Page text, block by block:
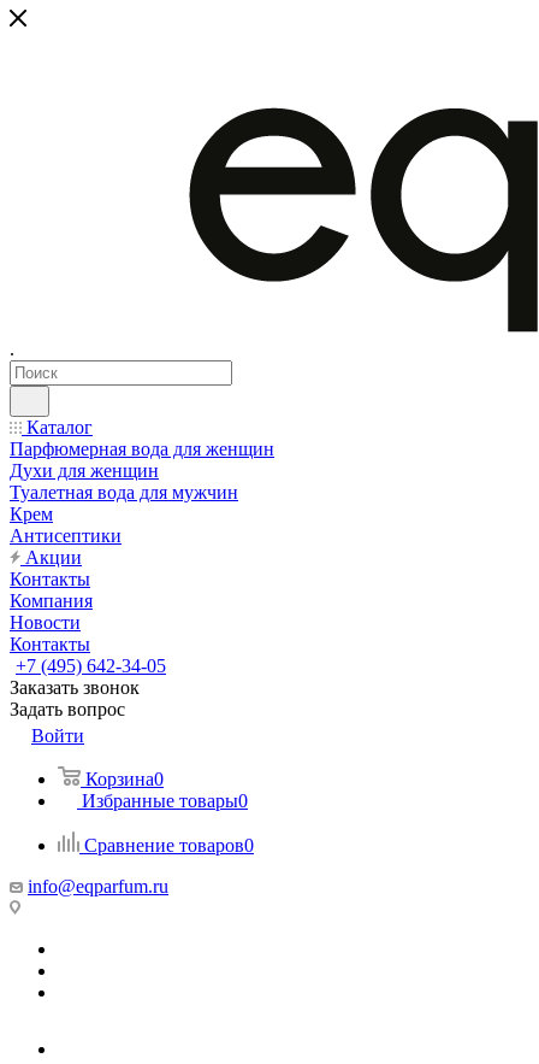
.
Каталог
Парфюмерная вода для женщин
Духи для женщин
Туалетная вода для мужчин
Крем
Антисептики
Акции
Контакты
Компания
Новости
Контакты
+7 (495) 642-34-05
Заказать звонок
Задать вопрос
Войти
Корзина0
Избранные товары0
Сравнение товаров0
info@eqparfum.ru